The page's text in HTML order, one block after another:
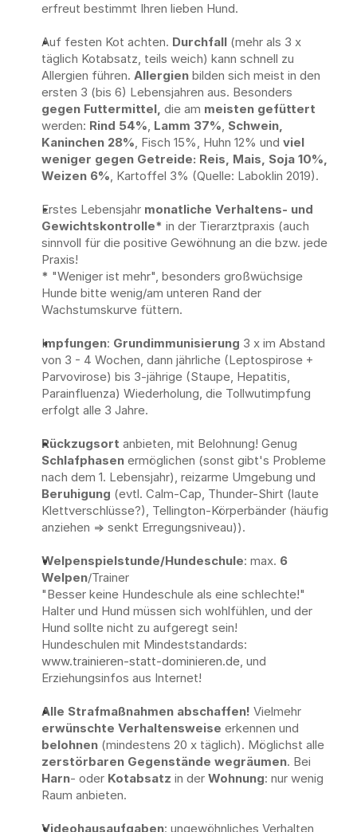
erfreut bestimmt Ihren lieben Hund.
Auf festen Kot achten. Durchfall (mehr als 3 x
täglich Kotabsatz, teils weich) kann schnell zu
Allergien führen. Allergien bilden sich meist in den
gegen Futtermittel, die am meisten gefüttert
werden: Rind 54%, Lamm 37%, Schwein,
Kaninchen 28%, Fisch 15%, Huhn 12% und viel
weniger gegen Getreide: Reis, Mais, Soja 10%,
Weizen 6%, Kartoffel 3% (Quelle: Laboklin 2019).
Erstes Lebensjahr monatliche Verhaltens- und
Gewichtskontrolle* in der Tierarztpraxis (auch
sinnvoll für die positive Gewöhnung an die bzw. jede
Praxis!
* "Weniger ist mehr", besonders großwüchsige
Hunde bitte wenig/am unteren Rand der
Wachstumskurve füttern.
Impfungen: Grundimmunisierung 3 x im Abstand
von 3 - 4 Wochen, dann jährliche (Leptospirose +
Parvovirose) bis 3-jährige (Staupe, Hepatitis,
Parainfluenza) Wiederholung, die Tollwutimpfung
erfolgt alle 3 Jahre.
Rückzugsort
Schlafphasen ermöglichen (sonst gibt's Probleme
Beruhigung (evtl. Calm-Cap, Thunder-Shirt (laute
Klettverschlüsse?), Tellington-Körperbänder (häufig
anziehen => senkt Erregungsniveau)).
Welpenspielstunde/Hundeschule: max. 6
Welpen/Trainer
"Besser keine Hundeschule als eine schlechte!"
Halter und Hund müssen sich wohlfühlen, und der
Hund sollte nicht zu aufgeregt sein!
www.trainieren-statt-dominieren.de, und
Erziehungsinfos aus Internet!
Alle Strafmaßnahmen abschaffen!
Vielmehr
erwünschte Verhaltensweise
belohnen
(mindestens 20 x täglich). Möglichst alle
zerstörbaren Gegenstände wegräumen
Harn- oder Kotabsatz in der Wohnung: nur wenig
Raum anbieten.
Videohausaufgaben: ungewöhnliches Verhalten